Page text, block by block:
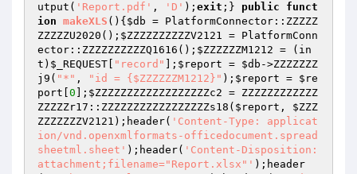
utput( 'Report.pdf' , 'D' ); exit ;} public
funct
ion makeXLS () { $db = PlatformConnector::ZZZZZ
ZZZZZU2020(); $ZZZZZZZZZZV2121 = PlatformConn
ector::ZZZZZZZZZZQ1616(); $ZZZZZZM1212 = (in
t) $_REQUEST "record" ]; $report = $db ->ZZZZZZZ
j9( "*" , "id = {$ZZZZZZM1212}" ); $report = $re
port 0 ]; $ZZZZZZZZZZZZZZZZZZc2 = ZZZZZZZZZZZZ
ZZZZZr17::ZZZZZZZZZZZZZZZZZs18( $report , $ZZZ
ZZZZZZZV2121 );header( 'Content-Type: applicat
ion/vnd.openxmlformats-officedocument.spread
sheetml.sheet' );header( 'Content-Disposition:
attachment;filename="Report.xlsx"' );header